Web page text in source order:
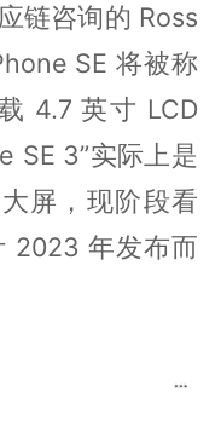
链咨询的 Ross
SE 将被称
4.7 英寸 LCD
SE 3”实际上是
屏，现阶段看
2023 年发布而